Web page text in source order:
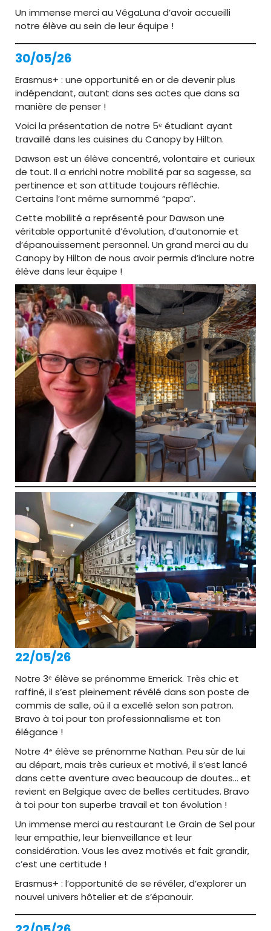
Un immense merci au VégaLuna d’avoir accueilli
notre élève au sein de leur équipe !
30/05/26
Erasmus+ : une opportunité en or de devenir plus
indépendant, autant dans ses actes que dans sa
manière de penser !
Voici la présentation de notre 5ᵉ étudiant ayant
travaillé dans les cuisines du Canopy by Hilton.
Dawson est un élève concentré, volontaire et curieux
de tout. Il a enrichi notre mobilité par sa sagesse, sa
pertinence et son attitude toujours réfléchie.
Certains l’ont même surnommé “papa”.
Cette mobilité a représenté pour Dawson une
véritable opportunité d’évolution, d’autonomie et
d’épanouissement personnel. Un grand merci au du
Canopy by Hilton de nous avoir permis d’inclure notre
élève dans leur équipe !
22/05/26
Notre 3ᵉ élève se prénomme Emerick. Très chic et
raffiné, il s’est pleinement révélé dans son poste de
commis de salle, où il a excellé selon son patron.
Bravo à toi pour ton professionnalisme et ton
élégance !
Notre 4ᵉ élève se prénomme Nathan. Peu sûr de lui
au départ, mais très curieux et motivé, il s’est lancé
dans cette aventure avec beaucoup de doutes… et
revient en Belgique avec de belles certitudes. Bravo
à toi pour ton superbe travail et ton évolution !
Un immense merci au restaurant Le Grain de Sel pour
leur empathie, leur bienveillance et leur
considération. Vous les avez motivés et fait grandir,
c’est une certitude !
Erasmus+ : l’opportunité de se révéler, d’explorer un
nouvel univers hôtelier et de s’épanouir.